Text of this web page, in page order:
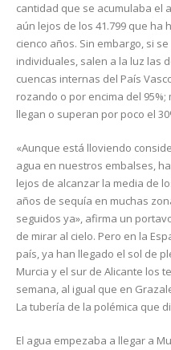
cantidad que se acumulaba el
aún lejos de los 41.799 que ha
cienco años. Sin embargo, si
individuales, salen a la luz las
cuencas internas del País
rozando o por encima del
llegan o superan por poco el
«Aunque está lloviendo
agua en nuestros embalses,
lejos de alcanzar la media de
años de sequía en muchas
seguidos ya», afirma un
de mirar al cielo. Pero en la
país, ya han llegado el sol de
Murcia y el sur de Alicante los
semana, al igual que en
La tubería de la polémica que
El agua empezaba a llegar a